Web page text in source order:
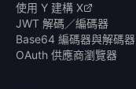
使用 Y 建構 X
JWT 解碼／編碼器
Base64 編碼器與解碼器
OAuth 供應商瀏覽器